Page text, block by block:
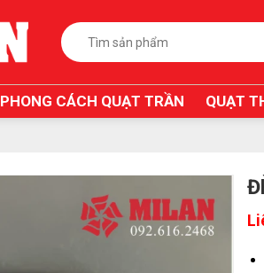
PHONG CÁCH QUẠT TRẦN QUẠT